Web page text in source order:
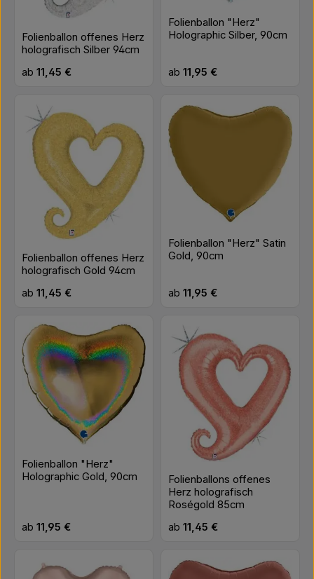
Folienballon offenes Herz
holografisch Silber 94cm
Regulärer Preis:
ab11,45 €
Folienballon "Herz"
Holographic Silber, 90cm
Regulärer Preis:
ab11,95 €
Folienballon offenes Herz
holografisch Gold 94cm
Regulärer Preis:
ab11,45 €
Folienballon "Herz" Satin
Gold, 90cm
Regulärer Preis:
ab11,95 €
Folienballon "Herz"
Holographic Gold, 90cm
Regulärer Preis:
ab11,95 €
Folienballons offenes
Herz holografisch
Roségold 85cm
Regulärer Preis:
ab11,45 €